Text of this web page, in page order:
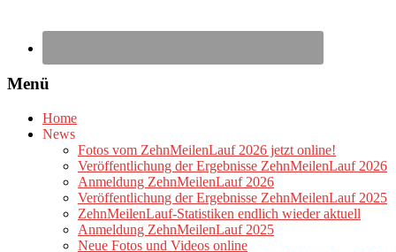
Menü
Home
News
Fotos vom ZehnMeilenLauf 2026 jetzt online!
Veröffentlichung der Ergebnisse ZehnMeilenLauf 2026
Anmeldung ZehnMeilenLauf 2026
Veröffentlichung der Ergebnisse ZehnMeilenLauf 2025
ZehnMeilenLauf-Statistiken endlich wieder aktuell
Anmeldung ZehnMeilenLauf 2025
Neue Fotos und Videos online